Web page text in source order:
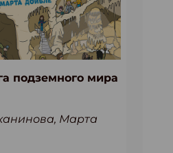
подземного мира
Марта